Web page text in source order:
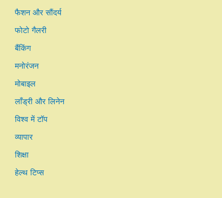
फैशन और सौंदर्य
फोटो गैलरी
बैंकिंग
मनोरंजन
मोबाइल
लाँड्री और लिनेन
विश्व में टॉप
व्यापार
शिक्षा
हेल्थ टिप्स